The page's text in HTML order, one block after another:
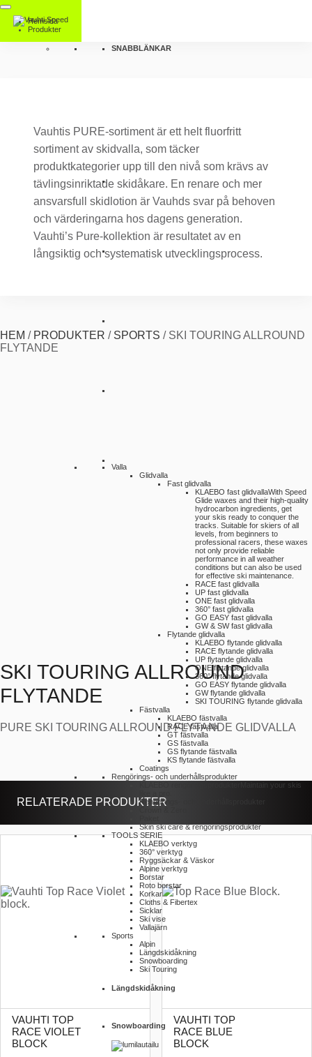
Hemsida
Produkter
SNABBLÄNKAR
Valla
Glidvalla
Fast glidvalla
KLAEBO fast glidvallaWith Speed
Glide waxes and their high-quality
hydrocarbon ingredients, get
your skis ready to conquer the
tracks. Suitable for skiers of all
levels, from beginners to
professional racers, these waxes
not only provide reliable
performance in all weather
conditions but can also be used
for effective ski maintenance.
RACE fast glidvalla
UP fast glidvalla
ONE fast glidvalla
360° fast glidvalla
GO EASY fast glidvalla
GW & SW fast glidvalla
Flytande glidvalla
KLAEBO flytande glidvalla
RACE flytande glidvalla
UP flytande glidvalla
ONE flytande glidvalla
360° flytande glidvalla
GO EASY flytande glidvalla
GW flytande glidvalla
SKI TOURING flytande glidvalla
Fästvalla
KLAEBO fästvalla
RACE fästvalla
GT fästvalla
GS fästvalla
GS flytande fästvalla
KS flytande fästvalla
Coatings
Rengörings- och underhållsprodukter
Maintain your skis
Rengörings- och underhållsprodukter
Skin ski care & rengöringsprodukter
TOOLS SERIE
KLAEBO verktyg
360° verktyg
Ryggsäckar & Väskor
Alpine verktyg
Borstar
Roto borstar
Korkar
Cloths & Fibertex
Sicklar
Ski vise
Vallajärn
Sports
Alpin
Längdskidåkning
Snowboarding
Ski Touring
Längdskidåkning
Snowboarding
Vauhtis PURE-sortiment är ett helt fluorfritt
sortiment av skidvalla, som täcker
produktkategorier upp till den nivå som krävs av
tävlingsinriktade skidåkare. En renare och mer
ansvarsfull skidlotion är Vauhds svar på behoven
och värderingarna hos dagens generation.
Vauhti’s Pure-kollektion är resultatet av en
långsiktig och systematisk utvecklingsprocess.
HEM / PRODUKTER / SPORTS / SKI TOURING ALLROUND
FLYTANDE
SKI TOURING ALLROUND
FLYTANDE
PURE SKI TOURING ALLROUND FLYTANDE GLIDVALLA
RELATERADE PRODUKTER
VAUHTI TOP
RACE VIOLET
BLOCK
VAUHTI TOP
RACE BLUE
BLOCK